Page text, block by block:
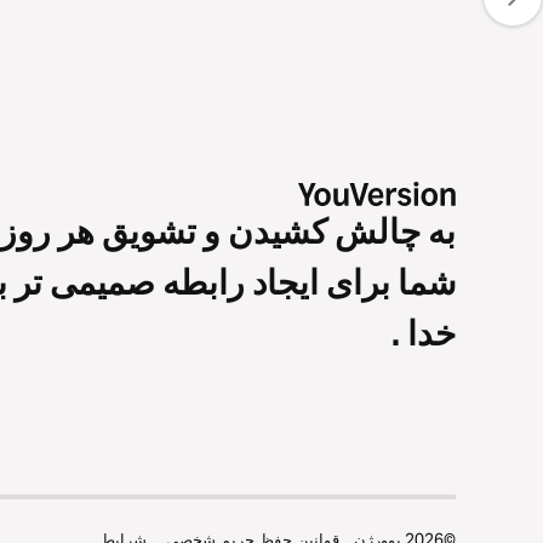
به چالش کشیدن و تشویق هر
شما برای ایجاد رابطه صمیمی تر
خدا .